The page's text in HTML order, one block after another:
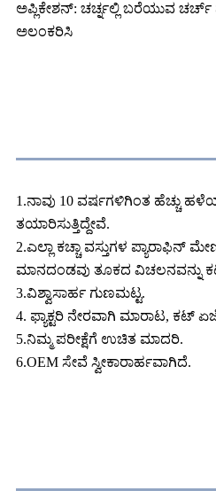
ಅಪ್ಲಿಕೇಶನ್: ಚರ್ಚ್ನಲ್ಲಿ ಬರೆಯುವ ಚರ್ಚ್
ಅಲಂಕರಿಸಿ
1.ನಾವು 10 ವರ್ಷಗಳಿಗಿಂತ ಹೆಚ್ಚು
ತಯಾರಿಸುತ್ತಿದ್ದೇವೆ.
2.ಎಲ್ಲಾ ಕಚ್ಚಾ ವಸ್ತುಗಳ ಪ್ಯಾರಾಫಿನ್
ಮಾನದಂಡವು ತೂಕದ ವಿಚಲನವನ್ನು
3.ವಿಶ್ವಾಸಾರ್ಹ ಗುಣಮಟ್ಟ.
4. ಫ್ಯಾಕ್ಟರಿ ನೇರವಾಗಿ ಮಾರಾಟ, ಕಟ್
5.ನಿಮ್ಮ ಪರೀಕ್ಷೆಗೆ ಉಚಿತ ಮಾದರಿ.
6.OEM ಸೇವೆ ಸ್ವೀಕಾರಾರ್ಹವಾಗಿದೆ.